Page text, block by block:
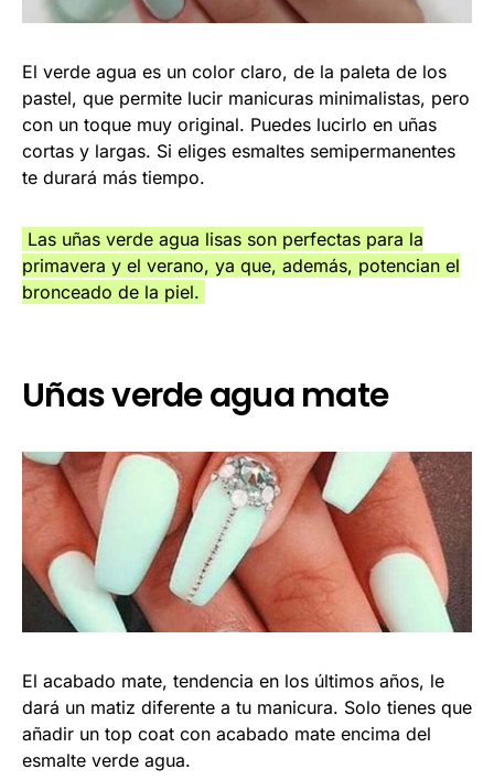
El verde agua es un color claro, de la paleta de los
pastel, que permite lucir manicuras minimalistas, pero
con un toque muy original. Puedes lucirlo en uñas
cortas y largas. Si eliges esmaltes semipermanentes
te durará más tiempo.
Las uñas verde agua lisas son perfectas para la
primavera y el verano, ya que, además, potencian el
bronceado de la piel.
Uñas verde agua mate
El acabado mate, tendencia en los últimos años, le
dará un matiz diferente a tu manicura. Solo tienes que
añadir un top coat con acabado mate encima del
esmalte verde agua.